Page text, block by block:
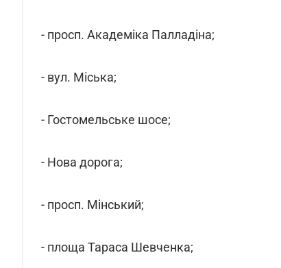
- просп. Академіка Палладіна;
- вул. Міська;
- Гостомельське шосе;
- Нова дорога;
- просп. Мінський;
- площа Тараса Шевченка;